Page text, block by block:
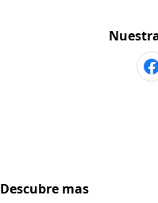
Descubre mas